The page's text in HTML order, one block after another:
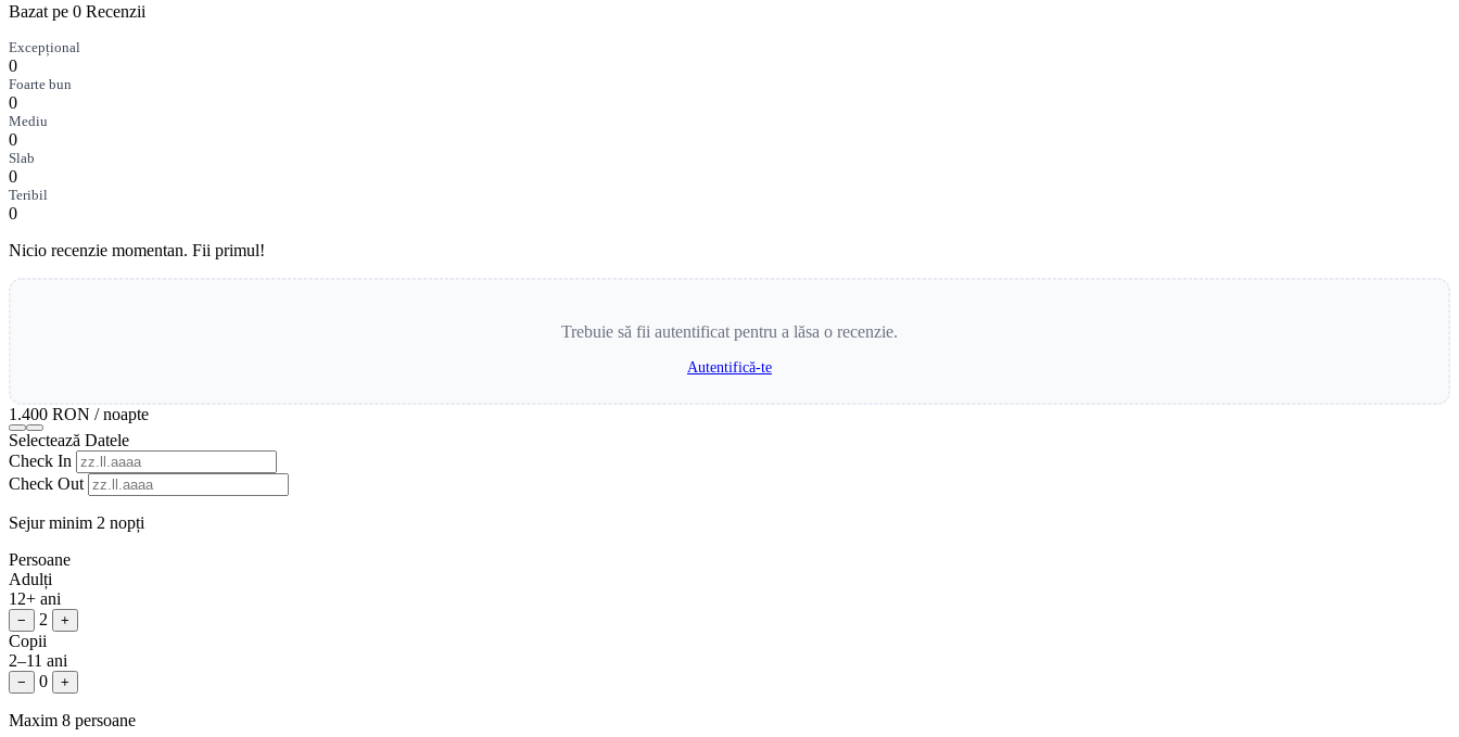
Bazat pe 0 Recenzii
Excepțional
0
Foarte bun
0
Mediu
0
Slab
0
Teribil
0
Nicio recenzie momentan. Fii primul!
Trebuie să fii autentificat pentru a lăsa o recenzie.
Autentifică-te
1.400 RON / noapte
Selectează Datele
Check In
Check Out
Sejur minim 2 nopți
Persoane
Adulți
12+ ani
− 2 +
Copii
2–11 ani
− 0 +
Maxim 8 persoane